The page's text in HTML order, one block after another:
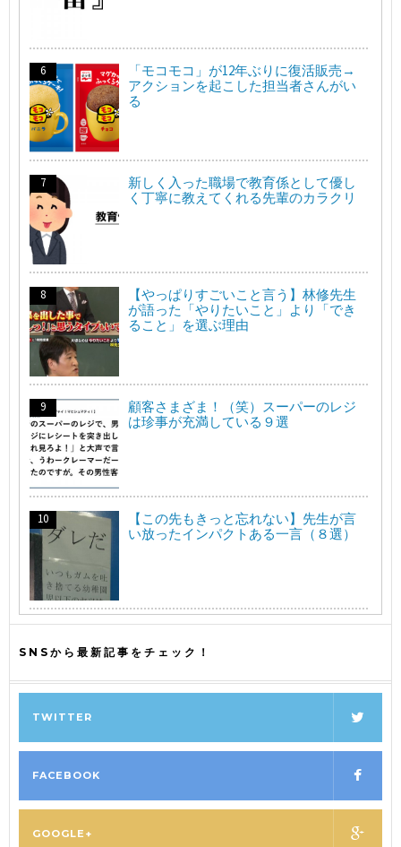
「モコモコ」が12年ぶりに復活販売→
アクションを起こした担当者さんがい
る
新しく入った職場で教育係として優し
く丁寧に教えてくれる先輩のカラクリ
【やっぱりすごいこと言う】林修先生
が語った「やりたいこと」より「でき
ること」を選ぶ理由
顧客さまざま！（笑）スーパーのレジ
は珍事が充満している９選
【この先もきっと忘れない】先生が言
い放ったインパクトある一言（８選）
SNSから最新記事をチェック！
TWITTER
FACEBOOK
GOOGLE+